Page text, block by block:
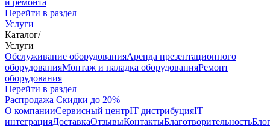
и ремонта
Перейти в раздел
Услуги
Каталог/
Услуги
Oбслуживание оборудованияАренда презентационного
оборудованияМонтаж и наладка оборудованияРемонт
оборудования
Перейти в раздел
Распродажа Скидки до 20%
О компанииСервисный центрIT дистрибуцияIT
интеграцияДоставкаОтзывыКонтактыБлаготворительность